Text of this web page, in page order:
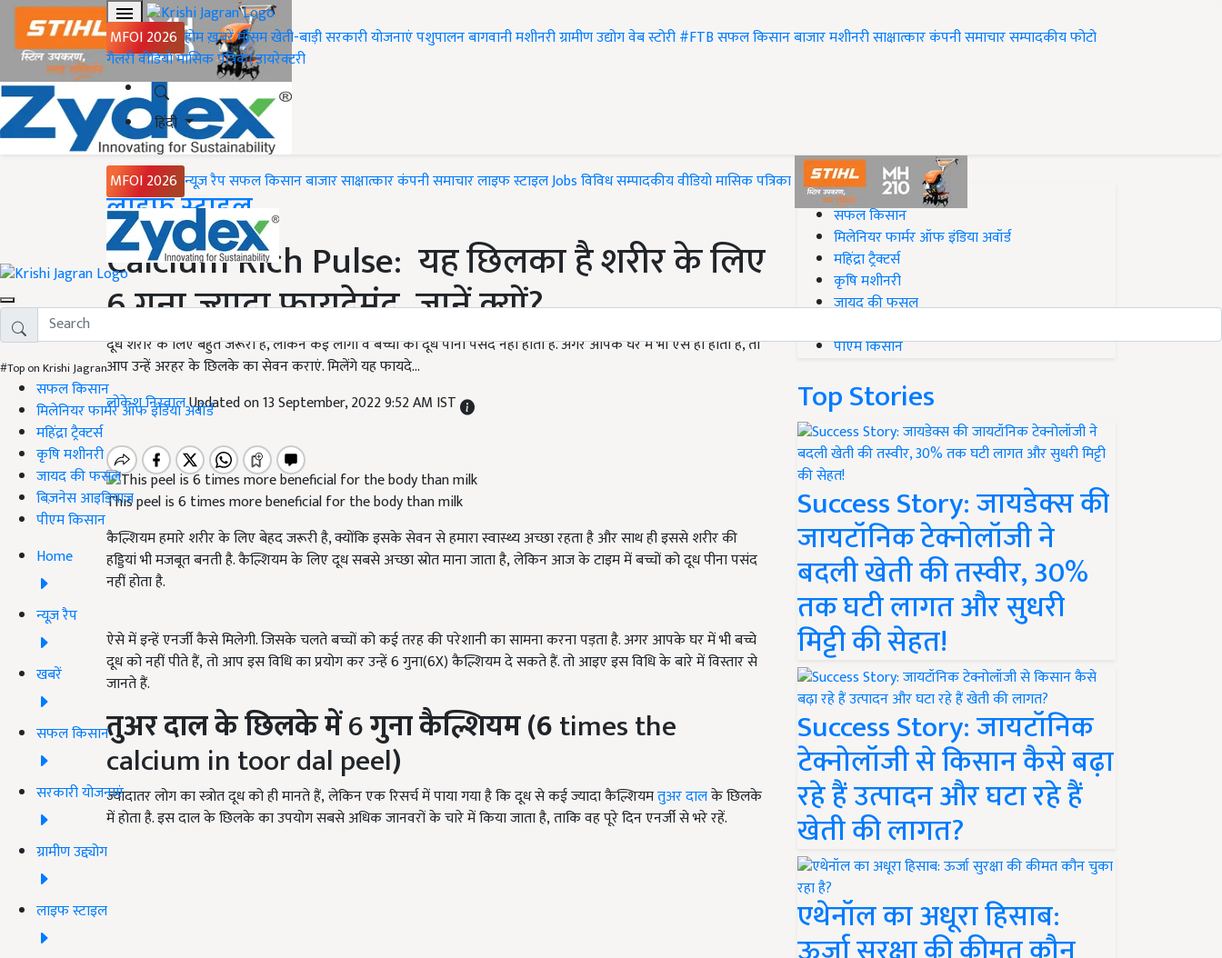
MFOI 2026 होमख़बरेंमौसमखेती-बाड़ीसरकारी योजनाएंपशुपालनबागवानीमशीनरीग्रामीण उद्योगवेब स्टोरी#FTBसफल किसानबाजारमशीनरीसाक्षात्कारकंपनी समाचारसम्पादकीयफोटो
गैलरीवीडियोमासिक पत्रिकाडायरेक्टरी
हिंदी
MFOI 2026 न्यूज़ रैपसफल किसानबाजारसाक्षात्कारकंपनी समाचारलाइफ स्टाइलJobsविविधसम्पादकीयवीडियोमासिक पत्रिका
#Top on Krishi Jagran
सफल किसान
मिलेनियर फार्मर ऑफ इंडिया अवॉर्ड
महिंद्रा ट्रैक्टर्स
कृषि मशीनरी
जायद की फसल
बिज़नेस आइडियाज
पीएम किसान
Home
न्यूज़ रैप
खबरें
सफल किसान
सरकारी योजनाएं
ग्रामीण उद्द्योग
लाइफ स्टाइल
Home
लाइफ स्टाइल
Calcium Rich Pulse: यह छिलका है शरीर के लिए
6 गुना ज्यादा फायदेमंद, जानें क्यों?
दूध शरीर के लिए बहुत जरूरी है, लेकिन कई लोगों व बच्चों को दूध पीना पसंद नहीं होता है. अगर आपके घर में भी ऐसे ही होता है, तो
आप उन्हें अरहर के छिलके का सेवन कराएं. मिलेंगे यह फायदे...
लोकेश निरवालUpdated on 13 September, 2022 9:52 AM IST
This peel is 6 times more beneficial for the body than milk
कैल्शियम हमारे शरीर के लिए बेहद जरूरी है, क्योंकि इसके सेवन से हमारा स्वास्थ्य अच्छा रहता है और साथ ही इससे शरीर की
हड्डियां भी मजबूत बनती है. कैल्शियम के लिए दूध सबसे अच्छा स्रोत माना जाता है, लेकिन आज के टाइम में बच्चों को दूध पीना पसंद
नहीं होता है.
ऐसे में इन्हें एनर्जी कैसे मिलेगी. जिसके चलते बच्चों को कई तरह की परेशानी का सामना करना पड़ता है. अगर आपके घर में भी बच्चे
दूध को नहीं पीते हैं, तो आप इस विधि का प्रयोग कर उन्हें 6 गुना(6X) कैल्शियम दे सकते हैं. तो आइए इस विधि के बारे में विस्तार से
जानते हैं.
तुअर दाल के छिलके में6गुना कैल्शियम (6times the
calcium in toor dal peel)
ज्यादातर लोग का स्त्रोत दूध को ही मानते हैं, लेकिन एक रिसर्च में पाया गया है कि दूध से कई ज्यादा कैल्शियमतुअर दालके छिलके
में होता है. इस दाल के छिलके का उपयोग सबसे अधिक जानवरों के चारे में किया जाता है, ताकि वह पूरे दिन एनर्जी से भरे रहें.
#Top on Krishi Jagran
सफल किसान
मिलेनियर फार्मर ऑफ इंडिया अवॉर्ड
महिंद्रा ट्रैक्टर्स
कृषि मशीनरी
जायद की फसल
पीएम किसान
Top Stories
Success Story: जायडेक्स की
जायटॉनिक टेक्नोलॉजी ने
बदली खेती की तस्वीर, 30%
तक घटी लागत और सुधरी
मिट्टी की सेहत!
Success Story: जायटॉनिक
टेक्नोलॉजी से किसान कैसे बढ़ा
रहे हैं उत्पादन और घटा रहे हैं
खेती की लागत?
एथेनॉल का अधूरा हिसाब: